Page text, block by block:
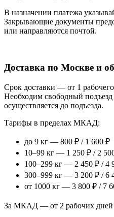
В назначении платежа
Закрывающие документы
или направляются почтой.
Доставка по Москве и
Срок доставки — от 1
Необходим свободный подъезд
осуществляется до подъезда.
Тарифы в пределах МКАД:
до 9 кг — 800 ₽ / 1 600 ₽
10–99 кг — 1 250 ₽ / 2
100–299 кг — 2 450 ₽ / 4
300–999 кг — 3 200 ₽ / 6
от 1000 кг — 3 800 ₽ / 7
За МКАД — от 2 рабочих дней